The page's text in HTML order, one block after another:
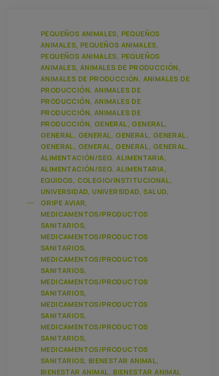
PEQUEÑOS ANIMALES, PEQUEÑOS
ANIMALES, PEQUEÑOS ANIMALES,
PEQUEÑOS ANIMALES, PEQUEÑOS
ANIMALES, ANIMALES DE PRODUCCIÓN,
ANIMALES DE PRODUCCIÓN, ANIMALES DE
PRODUCCIÓN, ANIMALES DE
PRODUCCIÓN, ANIMALES DE
PRODUCCIÓN, ANIMALES DE
PRODUCCIÓN, GENERAL, GENERAL,
GENERAL, GENERAL, GENERAL, GENERAL,
GENERAL, GENERAL, GENERAL, GENERAL,
ALIMENTACIÓN/SEG. ALIMENTARIA,
ALIMENTACIÓN/SEG. ALIMENTARIA,
EQUIDOS, COLEGIO/INSTITUCIONAL,
UNIVERSIDAD, UNIVERSIDAD, SALUD,
GRIPE AVIAR,
MEDICAMENTOS/PRODUCTOS
SANITARIOS,
MEDICAMENTOS/PRODUCTOS
SANITARIOS,
MEDICAMENTOS/PRODUCTOS
SANITARIOS,
MEDICAMENTOS/PRODUCTOS
SANITARIOS,
MEDICAMENTOS/PRODUCTOS
SANITARIOS,
MEDICAMENTOS/PRODUCTOS
SANITARIOS,
MEDICAMENTOS/PRODUCTOS
SANITARIOS, BIENESTAR ANIMAL,
BIENESTAR ANIMAL, BIENESTAR ANIMAL